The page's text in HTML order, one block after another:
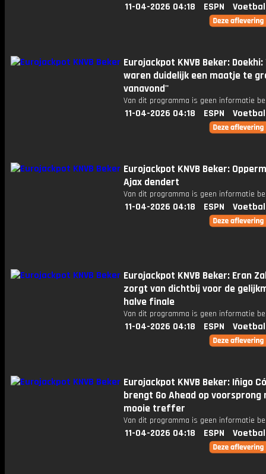
11-04-2026 04:18 ESPN
Eurojackpot KNVB Beker: Doekhi:
waren duidelijk een maatje te
vanavond''
Van dit programma is geen informatie
11-04-2026 04:18 ESPN
Eurojackpot KNVB Beker:
Ajax dendert
Van dit programma is geen informatie
11-04-2026 04:18 ESPN
Eurojackpot KNVB Beker: Eran
zorgt van dichtbij voor de
halve finale
Van dit programma is geen informatie
11-04-2026 04:18 ESPN
Eurojackpot KNVB Beker: Iñigo
brengt Go Ahead op voorsprong
mooie treffer
Van dit programma is geen informatie
11-04-2026 04:18 ESPN